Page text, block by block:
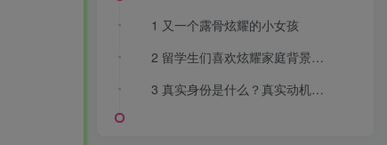
1 又一个露骨炫耀的小女孩
2 留学生们喜欢炫耀家庭背景和财富吗？
3 真实身份是什么？真实动机又是什么？